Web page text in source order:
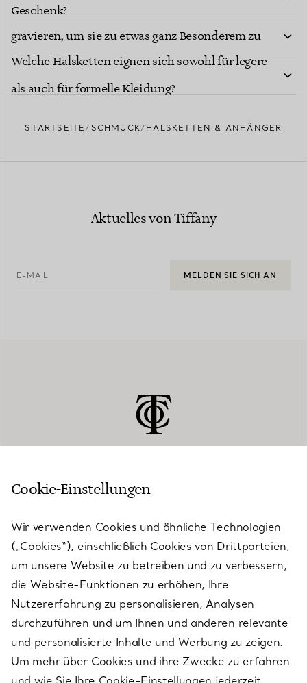
Geschenk?
Kann ich eine Halskette personalisieren oder
gravieren, um sie zu etwas ganz Besonderem zu
machen?
Welche Halsketten eignen sich sowohl für legere
als auch für formelle Kleidung?
STARTSEITE SCHMUCK HALSKETTEN & ANHÄNGER
Aktuelles von Tiffany
E-MAIL MELDEN SIE SICH AN
KUNDENSERVICE
SERVICES
ÜBER TIFFANY & CO.
RECHTLICHE HINWEISE
Cookie-Einstellungen
Wir verwenden Cookies und ähnliche Technologien
(„Cookies“), einschließlich Cookies von Drittparteien,
um unsere Website zu betreiben und zu verbessern,
die Website-Funktionen zu erhöhen, Ihre
Nutzererfahrung zu personalisieren, Analysen
durchzuführen und um Ihnen und anderen relevante
und personalisierte Inhalte und Werbung zu zeigen.
Um mehr über Cookies und ihre Zwecke zu erfahren
und wie Sie Ihre Cookie-Einstellungen jederzeit